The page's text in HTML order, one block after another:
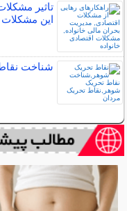
تاثیر
این
شناخت